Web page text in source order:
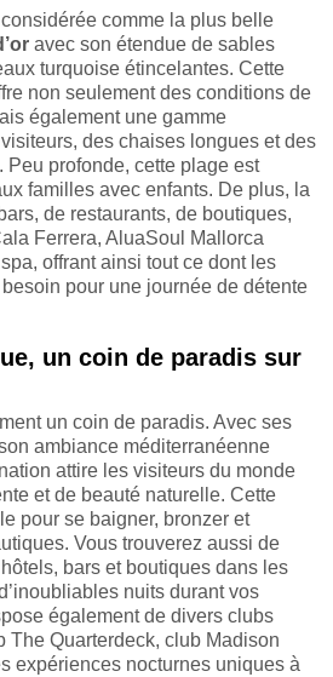
comme la plus belle
avec son étendue de sables
turquoise étincelantes. Cette
non seulement des conditions de
également une gamme
des chaises longues et des
Peu profonde, cette plage est
familles avec enfants. De plus, la
de restaurants, de boutiques,
Ferrera, AluaSoul Mallorca
offrant ainsi tout ce dont les
pour une journée de détente
un coin de paradis sur
un coin de paradis. Avec ses
ambiance méditerranéenne
attire les visiteurs du monde
et de beauté naturelle. Cette
pour se baigner, bronzer et
Vous trouverez aussi de
bars et boutiques dans les
nuits durant vos
également de divers clubs
The Quarterdeck, club Madison
expériences nocturnes uniques à